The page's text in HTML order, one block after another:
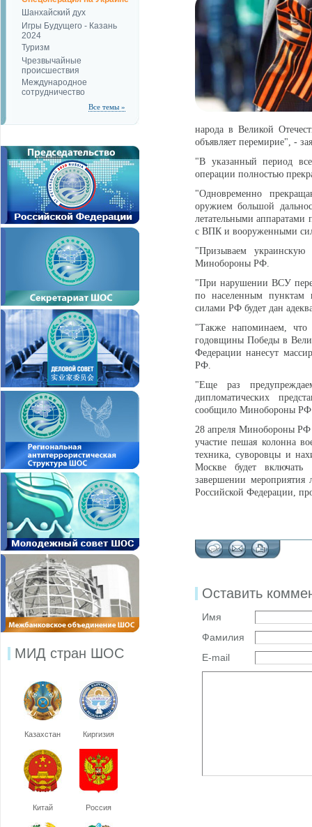
Шанхайский дух
Игры Будущего - Казань
2024
Туризм
Чрезвычайные
происшествия
Международное
сотрудничество
Все темы »
МИД стран ШОС
Казахстан Киргизия
Китай Россия
народа в Великой
объявляет перемирие", -
"В указанный период
операции полностью
"Одновременно
оружием большой
летательными
с ВПК и вооруженными
"Призываем
Минобороны РФ.
"При нарушении ВСУ
по населенным пунктам
силами РФ будет дан
"Также напоминаем, что
годовщины Победы в
Федерации нанесут
РФ.
"Еще раз
дипломатических
сообщило Минобороны
28 апреля Минобороны РФ
участие пешая колонна
техника, суворовцы и
Москве будет
завершении мероприятия
Российской Федерации,
Оставить
Имя
Фамилия
E-mail